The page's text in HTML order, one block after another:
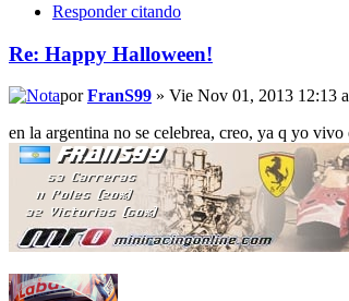
Responder citando
Re: Happy Halloween!
porFranS99 » Vie Nov 01, 2013 12:13
en la argentina no se celebrea, creo, ya q yo vivo